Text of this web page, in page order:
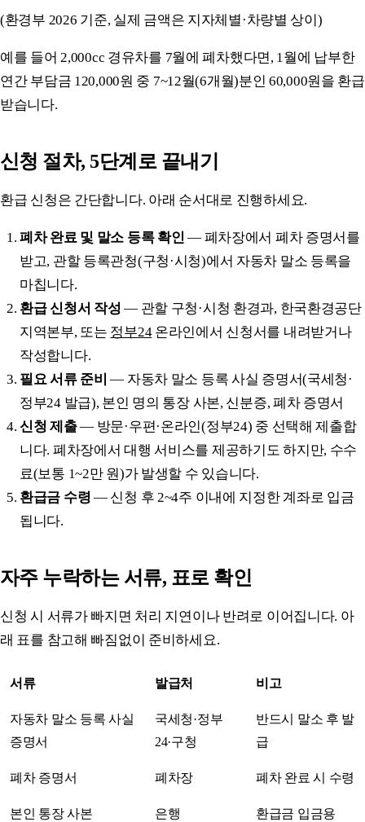
(환경부 2026 기준, 실제 금액은 지자체별·차량별 상이)
예를 들어 2,000cc 경유차를 7월에 폐차했다면, 1월에 납부한
연간 부담금 120,000원 중 7~12월(6개월)분인 60,000원을 환급
받습니다.
신청 절차, 5단계로 끝내기
환급 신청은 간단합니다. 아래 순서대로 진행하세요.
폐차 완료 및 말소 등록 확인 — 폐차장에서 폐차 증명서를
받고, 관할 등록관청(구청·시청)에서 자동차 말소 등록을
마칩니다.
환급 신청서 작성 — 관할 구청·시청 환경과, 한국환경공단
지역본부, 또는 정부24온라인에서 신청서를 내려받거나
작성합니다.
필요 서류 준비 — 자동차 말소 등록 사실 증명서(국세청·
정부24 발급), 본인 명의 통장 사본, 신분증, 폐차 증명서
신청 제출— 방문·우편·온라인(정부24) 중 선택해 제출합
니다. 폐차장에서 대행 서비스를 제공하기도 하지만, 수수
료(보통 1~2만 원)가 발생할 수 있습니다.
환급금 수령 — 신청 후 2~4주 이내에 지정한 계좌로 입금
됩니다.
자주 누락하는 서류, 표로 확인
신청 시 서류가 빠지면 처리 지연이나 반려로 이어집니다. 아
래 표를 참고해 빠짐없이 준비하세요.
서류 발급처 비고
자동차 말소 등록 사실
증명서
국세청·정부
24·구청
반드시 말소 후 발
급
폐차 증명서 폐차장 폐차 완료 시 수령
본인 통장 사본 은행 환급금 입금용